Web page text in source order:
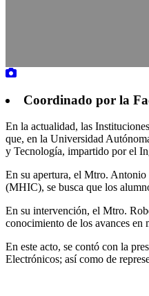
Coordinado por la
En la actualidad, las
que, en la Universidad
y Tecnología, impartido por el
En su apertura, el Mtro.
(MHIC), se busca que los
En su intervención, el Mtro.
conocimiento de los avances en
En este acto, se contó con la
Electrónicos; así como de